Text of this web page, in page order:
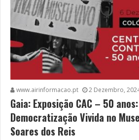
www.airinformacao.pt 2 Dezembro,
Gaia: Exposição CAC – 50
Democratização Vivida no
Soares dos Reis